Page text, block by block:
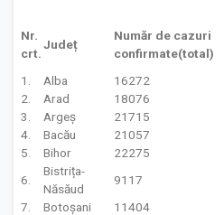
Nr.
crt.
Județ
Număr de cazuri
confirmate(total)
1.
Alba 16272
2.
Arad 18076
3.
Argeș 21715
4.
Bacău 21057
5.
Bihor 22275
6.
Bistrița-
Năsăud
9117
7.
Botoșani 11404